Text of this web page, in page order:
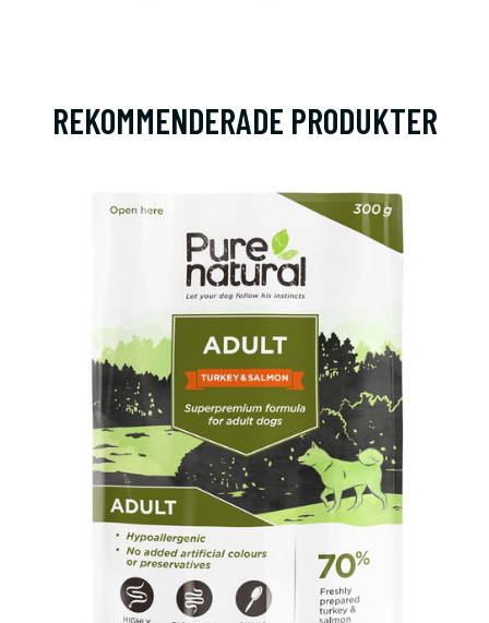
REKOMMENDERADE PRODUKTER